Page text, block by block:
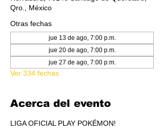
Qro., México
Otras fechas
jue 13 de ago, 7:00 p.m.
jue 20 de ago, 7:00 p.m.
jue 27 de ago, 7:00 p.m.
Ver 334 fechas
Acerca del evento
LIGA OFICIAL PLAY POKÉMON!